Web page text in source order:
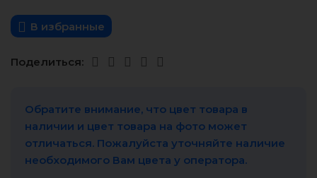
В избранные
Поделиться:
Обратите внимание, что цвет товара в
наличии и цвет товара на фото может
отличаться. Пожалуйста уточняйте наличие
необходимого Вам цвета у оператора.